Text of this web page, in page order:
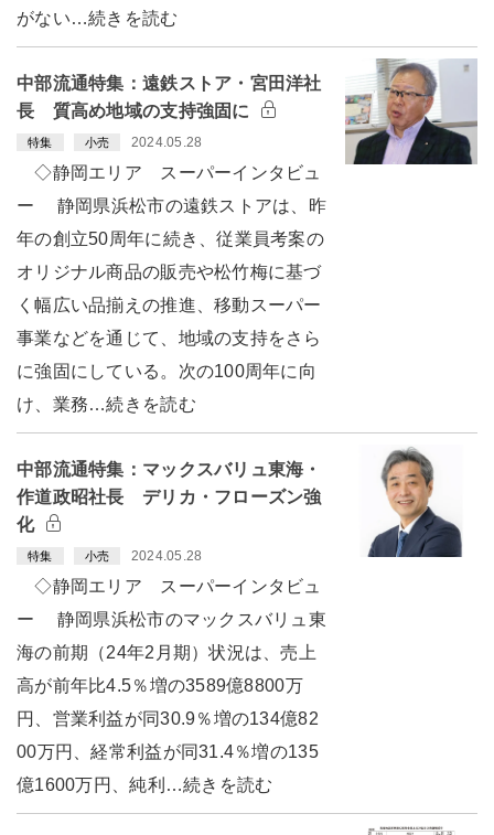
がない…続きを読む
中部流通特集：遠鉄ストア・宮田洋社
長 質高め地域の支持強固に
特集 小売 2024.05.28
◇静岡エリア スーパーインタビュ
ー 静岡県浜松市の遠鉄ストアは、昨
年の創立50周年に続き、従業員考案の
オリジナル商品の販売や松竹梅に基づ
く幅広い品揃えの推進、移動スーパー
事業などを通じて、地域の支持をさら
に強固にしている。次の100周年に向
け、業務…続きを読む
中部流通特集：マックスバリュ東海・
作道政昭社長 デリカ・フローズン強
化
特集 小売 2024.05.28
◇静岡エリア スーパーインタビュ
ー 静岡県浜松市のマックスバリュ東
海の前期（24年2月期）状況は、売上
高が前年比4.5％増の3589億8800万
円、営業利益が同30.9％増の134億82
00万円、経常利益が同31.4％増の135
億1600万円、純利…続きを読む